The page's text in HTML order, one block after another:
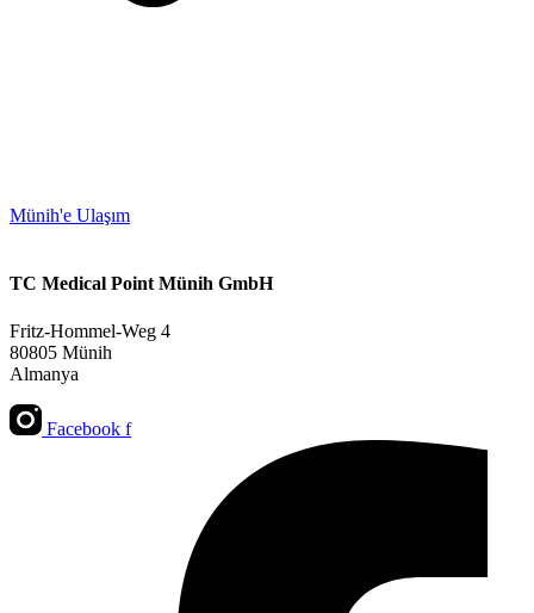
Münih'e Ulaşım
TC Medical Point Münih GmbH
Fritz-Hommel-Weg 4
80805 Münih
Almanya
Facebook f